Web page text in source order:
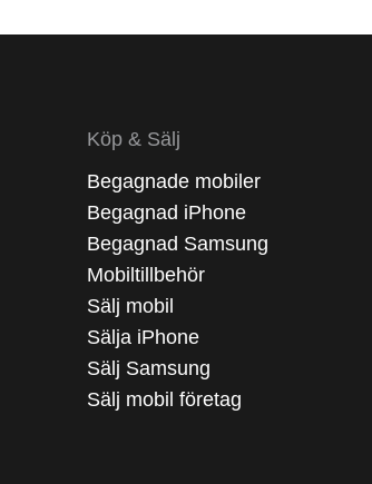
Köp & Sälj
Begagnade mobiler
Begagnad iPhone
Begagnad Samsung
Mobiltillbehör
Sälj mobil
Sälja iPhone
Sälj Samsung
Sälj mobil företag